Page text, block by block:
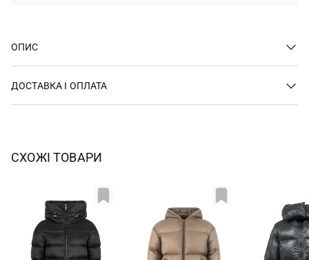
ОПИС
ДОСТАВКА І ОПЛАТА
СХОЖІ ТОВАРИ